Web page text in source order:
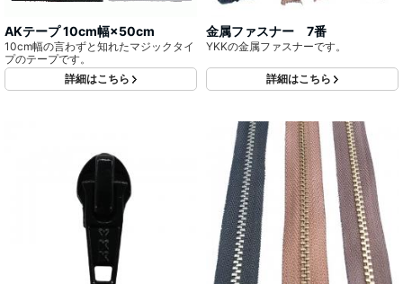
AKテープ 10cm幅×50cm
10cm幅の言わずと知れたマジックタイ
プのテープです。
詳細はこちら
金属ファスナー 7番
YKKの金属ファスナーです。
詳細はこちら